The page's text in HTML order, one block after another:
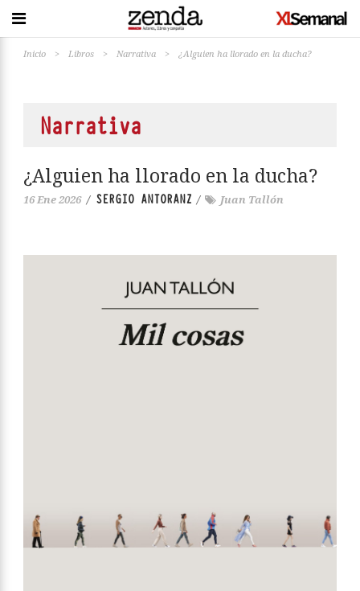
Inicio > Libros > Narrativa > ¿Alguien ha llorado en la ducha?
Narrativa
¿Alguien ha llorado en la ducha?
16 Ene 2026 / SERGIO ANTORANZ / Juan Tallón